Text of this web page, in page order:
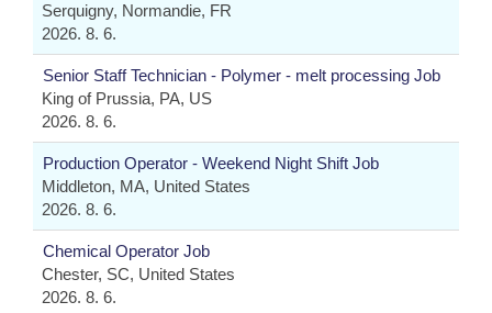
Serquigny, Normandie, FR
2026. 8. 6.
Senior Staff Technician - Polymer - melt processing Job
King of Prussia, PA, US
2026. 8. 6.
Production Operator - Weekend Night Shift Job
Middleton, MA, United States
2026. 8. 6.
Chemical Operator Job
Chester, SC, United States
2026. 8. 6.